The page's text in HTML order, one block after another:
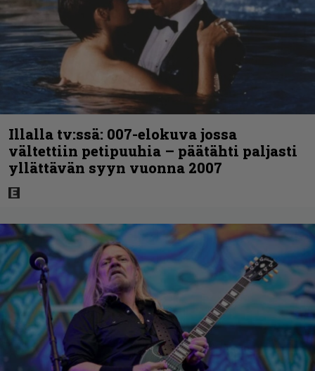
Illalla tv:ssä: 007-elokuva jossa
vältettiin petipuuhia – päätähti paljasti
yllättävän syyn vuonna 2007